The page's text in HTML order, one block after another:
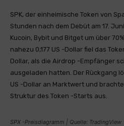
SPK, der einheimische Token von
Stunden nach dem Debüt am 17.
Kucoin, Bybit und Bitget um über
nahezu 0,177 US -Dollar fiel das
Dollar, als die Airdrop -Empfänger
ausgeladen hatten. Der Rückgang
US -Dollar an Marktwert und
Struktur des Token -Starts aus.
SPX -Preisdiagramm | Quelle: TradingView